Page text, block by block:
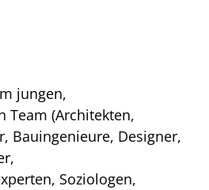
jungen,
Team (Architekten,
Bauingenieure, Designer,
Soziologen,